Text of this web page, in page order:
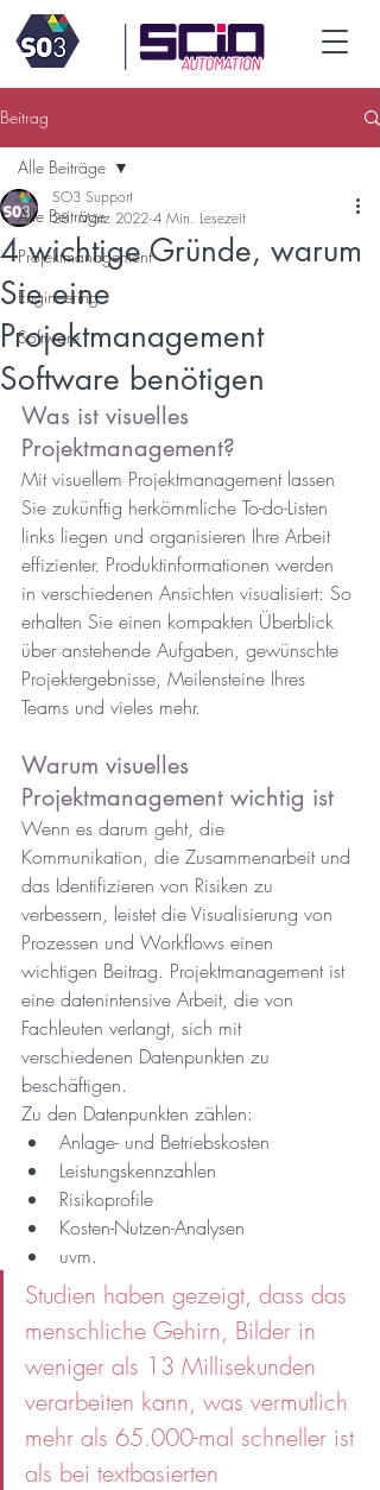
Beitrag
Alle Beiträge
Projektmanagement
Engineering
Software
Alle Beiträge
4 wichtige Gründe, warum
Sie eine
Projektmanagement
Software benötigen
SO3 Support
28. März 2022 4 Min. Lesezeit
Was ist visuelles
Projektmanagement?
Mit visuellem Projektmanagement lassen
Sie zukünftig herkömmliche To-do-Listen
links liegen und organisieren Ihre Arbeit
effizienter. Produktinformationen werden
in verschiedenen Ansichten visualisiert: So
erhalten Sie einen kompakten Überblick
über anstehende Aufgaben, gewünschte
Projektergebnisse, Meilensteine Ihres
Teams und vieles mehr.
Warum visuelles
Projektmanagement wichtig ist
Wenn es darum geht, die
Kommunikation, die Zusammenarbeit und
das Identifizieren von Risiken zu
verbessern, leistet die Visualisierung von
Prozessen und Workflows einen
wichtigen Beitrag. Projektmanagement ist
eine datenintensive Arbeit, die von
Fachleuten verlangt, sich mit
verschiedenen Datenpunkten zu
beschäftigen.
Zu den Datenpunkten zählen:
Anlage- und Betriebskosten
Leistungskennzahlen
Risikoprofile
Kosten-Nutzen-Analysen
uvm.
Studien haben gezeigt, dass das
menschliche Gehirn, Bilder in
weniger als 13 Millisekunden
verarbeiten kann, was vermutlich
mehr als 65.000-mal schneller ist
als bei textbasierten